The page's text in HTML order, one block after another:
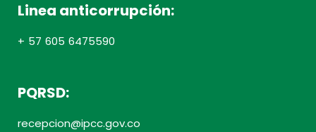
Linea anticorrupción:
+ 57 605 6475590
PQRSD:
recepcion@ipcc.gov.co